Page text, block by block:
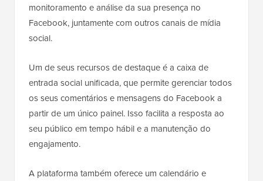
monitoramento e análise da sua presença no
Facebook, juntamente com outros canais de mídia
social.
Um de seus recursos de destaque é a caixa de
entrada social unificada, que permite gerenciar todos
os seus comentários e mensagens do Facebook a
partir de um único painel. Isso facilita a resposta ao
seu público em tempo hábil e a manutenção do
engajamento.
A plataforma também oferece um calendário e